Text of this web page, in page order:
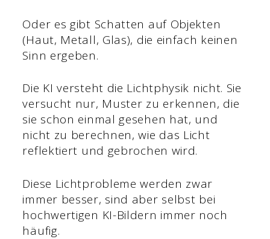
Oder es gibt Schatten auf Objekten
(Haut, Metall, Glas), die einfach keinen
Sinn ergeben.
Die KI versteht die Lichtphysik nicht. Sie
versucht nur, Muster zu erkennen, die
sie schon einmal gesehen hat, und
nicht zu berechnen, wie das Licht
reflektiert und gebrochen wird.
Diese Lichtprobleme werden zwar
immer besser, sind aber selbst bei
hochwertigen KI-Bildern immer noch
häufig.